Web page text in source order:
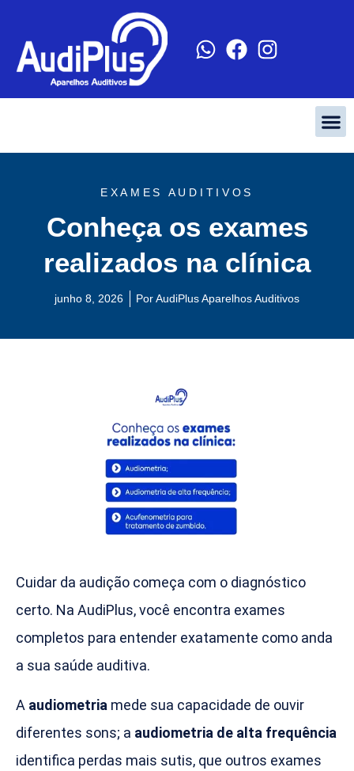
EXAMES AUDITIVOS
Conheça os exames
realizados na clínica
junho 8, 2026 PorAudiPlus Aparelhos Auditivos
Cuidar da audição começa com o diagnóstico
certo. Na AudiPlus, você encontra exames
completos para entender exatamente como anda
a sua saúde auditiva.
A audiometria mede sua capacidade de ouvir
diferentes sons; a audiometria de alta frequência
identifica perdas mais sutis, que outros exames